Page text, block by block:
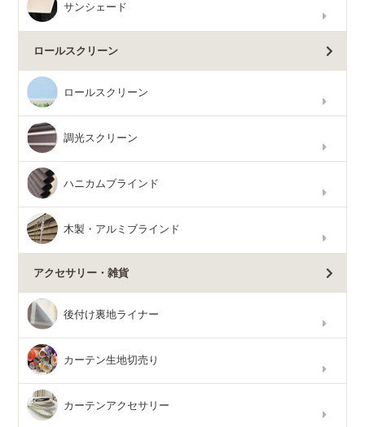
サンシェード
ロールスクリーン
ロールスクリーン
調光スクリーン
ハニカムブラインド
木製・アルミブラインド
アクセサリー・雑貨
後付け裏地ライナー
カーテン生地切売り
カーテンアクセサリー